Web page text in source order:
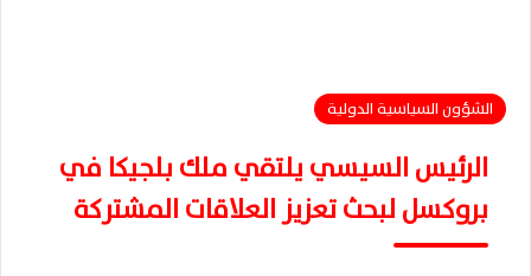
الشؤون السياسية الدولية
الرئيس السيسي يلتقي ملك بلجيكا في
بروكسل لبحث تعزيز العلاقات المشتركة